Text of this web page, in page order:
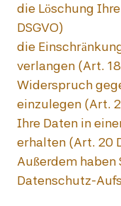
die Löschung
DSGVO)
die
verlangen (Art. 18
Widerspruch
einzulegen (Art.
Ihre Daten in
erhalten (Art. 20
Außerdem haben
Datenschutz-